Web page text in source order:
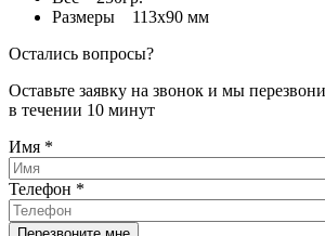
Размеры 113х90 мм
Остались вопросы?
Оставьте заявку на звонок и мы
в течении 10 минут
Имя *
Телефон *